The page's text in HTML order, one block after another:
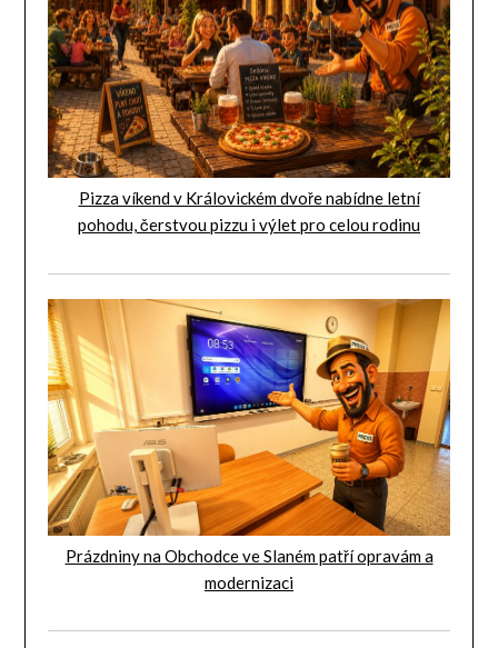
Pizza víkend v Královickém dvoře nabídne letní
pohodu, čerstvou pizzu i výlet pro celou rodinu
Prázdniny na Obchodce ve Slaném patří opravám a
modernizaci